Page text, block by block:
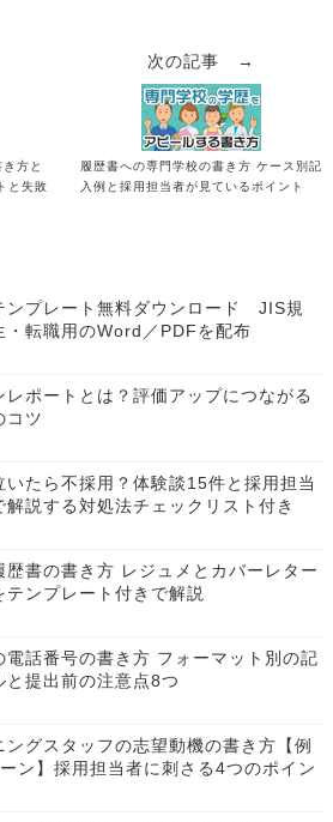
方と
と失敗
次の記事 →
履歴書への専門学校の書き方 ケース別記
入例と採用担当者が見ているポイント
ンプレート無料ダウンロード JIS規
・転職用のWord／PDFを配布
レポートとは？評価アップにつながる
コツ
いたら不採用？体験談15件と採用担当
解説する対処法チェックリスト付き
歴書の書き方 レジュメとカバーレター
テンプレート付きで解説
電話番号の書き方 フォーマット別の記
と提出前の注意点8つ
ングスタッフの志望動機の書き方【例
ン】採用担当者に刺さる4つのポイン